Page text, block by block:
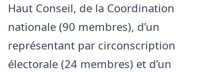
Haut Conseil, de la Coordination
nationale (90 membres), d’un
représentant par circonscription
électorale (24 membres) et d’un